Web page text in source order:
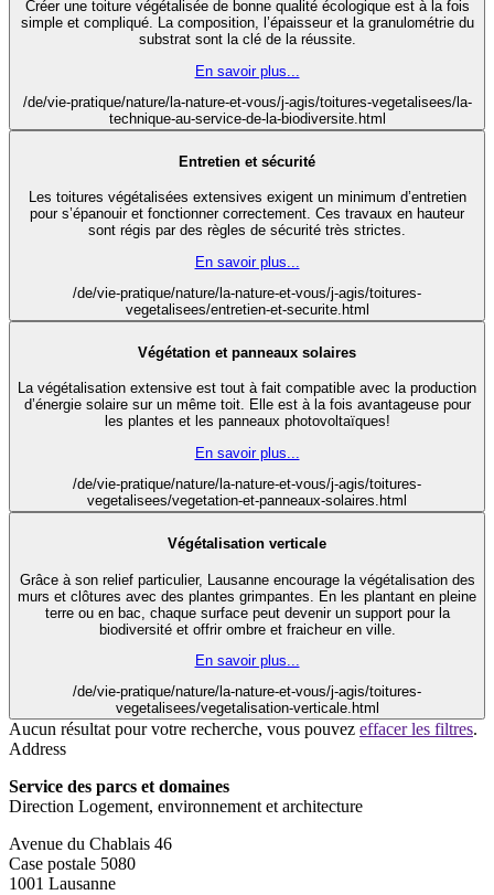
Créer une toiture végétalisée de bonne qualité écologique est à la fois
simple et compliqué. La composition, l’épaisseur et la granulométrie du
substrat sont la clé de la réussite.
En savoir plus...
/de/vie-pratique/nature/la-nature-et-vous/j-agis/toitures-vegetalisees/la-
technique-au-service-de-la-biodiversite.html
Entretien et sécurité
Les toitures végétalisées extensives exigent un minimum d’entretien
pour s’épanouir et fonctionner correctement. Ces travaux en hauteur
sont régis par des règles de sécurité très strictes.
En savoir plus...
/de/vie-pratique/nature/la-nature-et-vous/j-agis/toitures-
vegetalisees/entretien-et-securite.html
Végétation et panneaux solaires
La végétalisation extensive est tout à fait compatible avec la production
d’énergie solaire sur un même toit. Elle est à la fois avantageuse pour
les plantes et les panneaux photovoltaïques!
En savoir plus...
/de/vie-pratique/nature/la-nature-et-vous/j-agis/toitures-
vegetalisees/vegetation-et-panneaux-solaires.html
Végétalisation verticale
Grâce à son relief particulier, Lausanne encourage la végétalisation des
murs et clôtures avec des plantes grimpantes. En les plantant en pleine
terre ou en bac, chaque surface peut devenir un support pour la
biodiversité et offrir ombre et fraicheur en ville.
En savoir plus...
/de/vie-pratique/nature/la-nature-et-vous/j-agis/toitures-
vegetalisees/vegetalisation-verticale.html
Aucun résultat pour votre recherche, vous pouvez effacer les filtres.
Address
Service des parcs et domaines
Direction Logement, environnement et architecture
Avenue du Chablais 46
Case postale 5080
1001 Lausanne